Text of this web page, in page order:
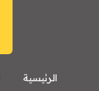
الرئيسية